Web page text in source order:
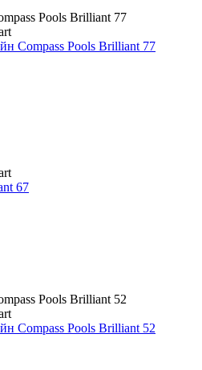
Compass Pools Brilliant 77
67
Compass Pools Brilliant 52